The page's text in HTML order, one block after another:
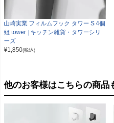
山崎実業 フィルムフック タワー S 4個
組 tower | キッチン雑貨・タワーシリ
ーズ
¥1,850(税込)
他のお客様はこちらの商品